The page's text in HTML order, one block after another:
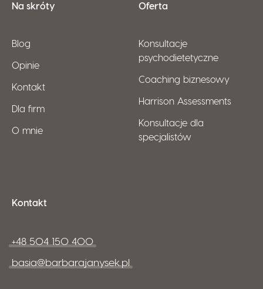
Na skróty
Blog
Opinie
Kontakt
Dla firm
O mnie
Oferta
Konsultacje
psychodietetyczne
Coaching biznesowy
Harrison Assessments
Konsultacje dla
specjalistów
Kontakt
+48 504 150 400
basia@barbarajanysek.pl